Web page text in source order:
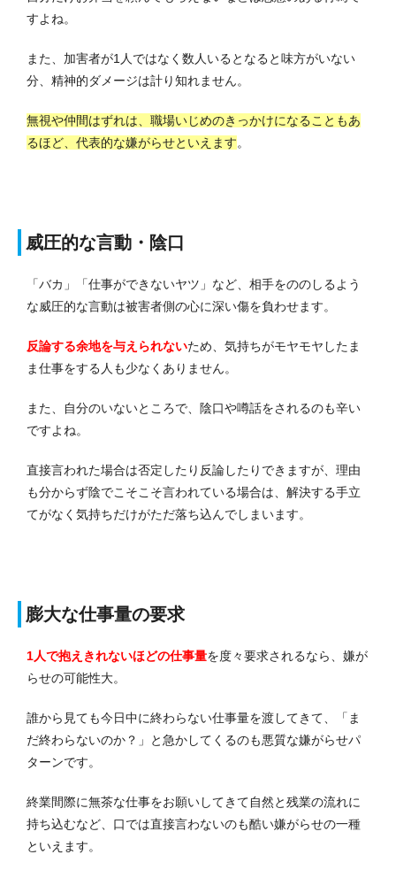
すよね。
また、加害者が1人ではなく数人いるとなると味方がいない
分、精神的ダメージは計り知れません。
無視や仲間はずれは、職場いじめのきっかけになることもあ
るほど、代表的な嫌がらせといえます。
威圧的な言動・陰口
「バカ」「仕事ができないヤツ」など、相手をののしるよう
な威圧的な言動は被害者側の心に深い傷を負わせます。
反論する余地を与えられないため、気持ちがモヤモヤしたま
ま仕事をする人も少なくありません。
また、自分のいないところで、陰口や噂話をされるのも辛い
ですよね。
直接言われた場合は否定したり反論したりできますが、理由
も分からず陰でこそこそ言われている場合は、解決する手立
てがなく気持ちだけがただ落ち込んでしまいます。
膨大な仕事量の要求
1人で抱えきれないほどの仕事量を度々要求されるなら、嫌が
らせの可能性大。
誰から見ても今日中に終わらない仕事量を渡してきて、「ま
だ終わらないのか？」と急かしてくるのも悪質な嫌がらせパ
ターンです。
終業間際に無茶な仕事をお願いしてきて自然と残業の流れに
持ち込むなど、口では直接言わないのも酷い嫌がらせの一種
といえます。